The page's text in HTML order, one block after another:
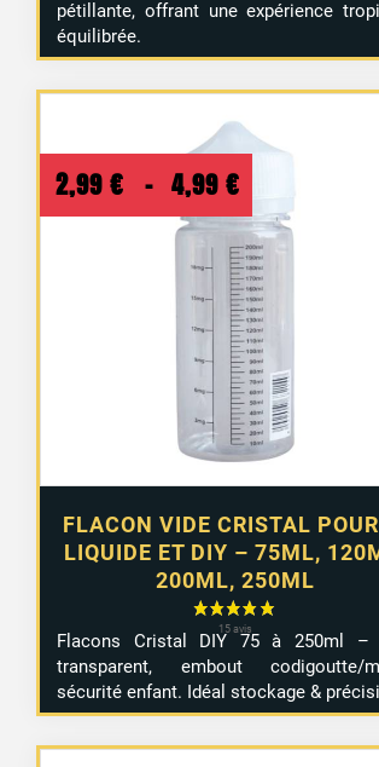
pétillante, offrant une expérience
équilibrée.
FLACON VIDE CRISTAL
LIQUIDE ET DIY – 75ML,
200ML, 250ML
2,99 € – 4,99 €
de
prix :
2,99 €
à
4,99 €
Flacons Cristal DIY 75 à 250ml –
transparent, embout codigoutte/
sécurité enfant. Idéal stockage &